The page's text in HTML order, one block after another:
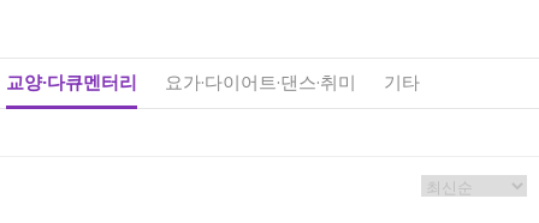
교양·다큐멘터리 요가·다이어트·댄스·취미 기타